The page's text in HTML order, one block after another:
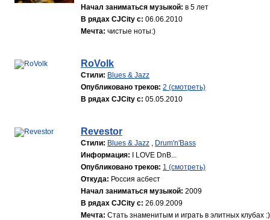
Начал заниматься музыкой: в 5 лет
В рядах CJCity с: 06.06.2010
Мечта: чистые ноты:)
RoVolk
Стили: Blues & Jazz
Опубликовано треков: 2 (смотреть)
В рядах CJCity с: 05.05.2010
Revestor
Стили: Blues & Jazz , Drum'n'Bass
Информация:
I LOVE DnB...
Опубликовано треков: 1 (смотреть)
Откуда: Россия асбест
Начал заниматься музыкой: 2009
В рядах CJCity с: 26.09.2009
Мечта: Стать знаменитым и играть в элитных клубах :)